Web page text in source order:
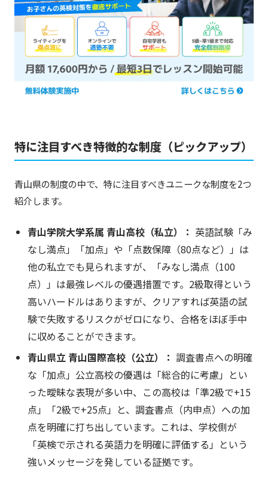
特に注目すべき特徴的な制度（ピックアップ）
青山県の制度の中で、特に注目すべきユニークな制度を2つ
紹介します。
青山学院大学系属 青山高校（私立）： 英語試験「み
なし満点」「加点」や「点数保障（80点など）」は
他の私立でも見られますが、「みなし満点（100
点）」は最強レベルの優遇措置です。2級取得という
高いハードルはありますが、クリアすれば英語の試
験で失敗するリスクがゼロになり、合格をほぼ手中
に収めることができます。
青山県立 青山国際高校（公立）：調査書点への明確
な「加点」公立高校の優遇は「総合的に考慮」とい
った曖昧な表現が多い中、この高校は「準2級で+15
点」「2級で+25点」と、調査書点（内申点）への加
点を明確に打ち出しています。これは、学校側が
「英検で示される英語力を明確に評価する」という
強いメッセージを発している証拠です。